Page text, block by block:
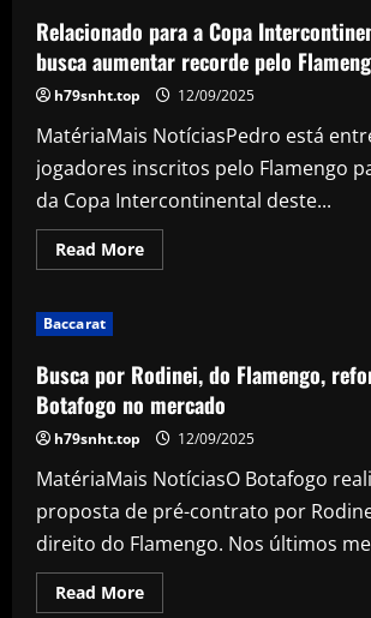
Luis
Zubeldía,
novo
técnico
do
Paulo,
contra
clubes
brasileiros?
Relacionado para a Copa
busca aumentar recorde pelo
h79snht.top 12/09/2025
MatériaMais NotíciasPedro está
jogadores inscritos pelo Flamengo
da Copa Intercontinental deste...
Read MoreRead
more
Intercontinental,
Pedro
busca
aumentar
recorde
pelo
Flamengo
Baccarat
Busca por Rodinei, do Flamengo,
Botafogo no mercado
h79snht.top 12/09/2025
MatériaMais NotíciasO Botafogo
proposta de pré-contrato por
direito do Flamengo. Nos últimos
Read MoreRead
more